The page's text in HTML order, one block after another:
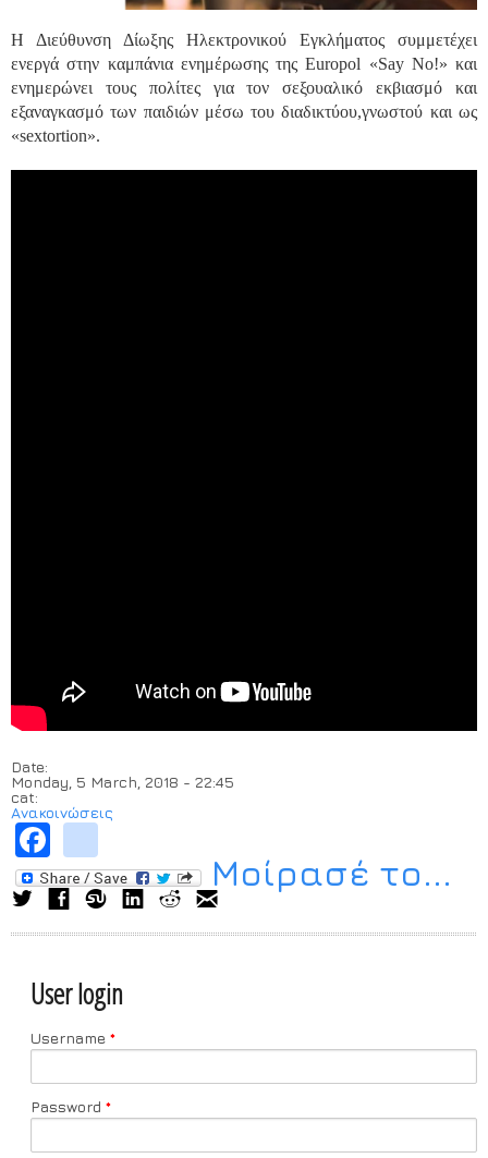
Η Διεύθυνση Δίωξης Ηλεκτρονικού Εγκλήματος συμμετέχει
ενεργά στην καμπάνια ενημέρωσης της Europol «Say No!» και
ενημερώνει τους πολίτες για τον σεξουαλικό εκβιασμό και
εξαναγκασμό των παιδιών μέσω του διαδικτύου,γνωστού και ως
«sextortion».
Date:
Monday, 5 March, 2018 - 22:45
cat:
Ανακοινώσεις
Μοίρασέ το...
User login
Username *
Password *